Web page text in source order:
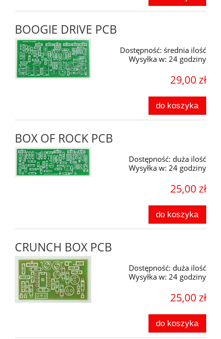
BOOGIE DRIVE PCB
Dostępność: średnia ilość
Wysyłka w: 24 godziny
29,00 zł
do koszyka
BOX OF ROCK PCB
Dostępność: duża ilość
Wysyłka w: 24 godziny
25,00 zł
do koszyka
CRUNCH BOX PCB
Dostępność: duża ilość
Wysyłka w: 24 godziny
25,00 zł
do koszyka